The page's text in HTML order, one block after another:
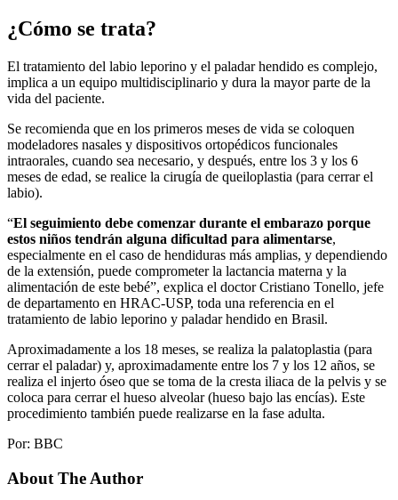
¿Cómo se trata?
El tratamiento del labio leporino y el paladar hendido es complejo,
implica a un equipo multidisciplinario y dura la mayor parte de la
vida del paciente.
Se recomienda que en los primeros meses de vida se coloquen
modeladores nasales y dispositivos ortopédicos funcionales
intraorales, cuando sea necesario, y después, entre los 3 y los 6
meses de edad, se realice la cirugía de queiloplastia (para cerrar el
labio).
“El seguimiento debe comenzar durante el embarazo porque
estos niños tendrán alguna dificultad para alimentarse,
especialmente en el caso de hendiduras más amplias, y dependiendo
de la extensión, puede comprometer la lactancia materna y la
alimentación de este bebé”, explica el doctor Cristiano Tonello, jefe
de departamento en HRAC-USP, toda una referencia en el
tratamiento de labio leporino y paladar hendido en Brasil.
Aproximadamente a los 18 meses, se realiza la palatoplastia (para
cerrar el paladar) y, aproximadamente entre los 7 y los 12 años, se
realiza el injerto óseo que se toma de la cresta iliaca de la pelvis y se
coloca para cerrar el hueso alveolar (hueso bajo las encías). Este
procedimiento también puede realizarse en la fase adulta.
Por: BBC
About The Author